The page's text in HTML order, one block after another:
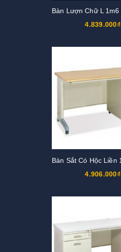
4.839.000₫
4.906.000₫